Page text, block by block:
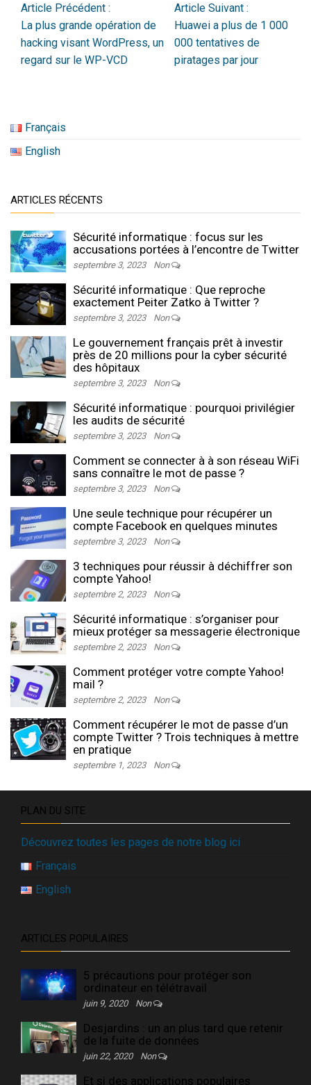
Article Précédent :
La plus grande opération de
hacking visant WordPress, un
regard sur le WP-VCD
Article Suivant :
Huawei a plus de 1 000
000 tentatives de
piratages par jour
Français
English
ARTICLES RÉCENTS
Sécurité informatique : focus sur les
accusations portées à l’encontre de Twitter
septembre 3, 2023 Non
Sécurité informatique : Que reproche
exactement Peiter Zatko à Twitter ?
septembre 3, 2023 Non
Le gouvernement français prêt à investir
près de 20 millions pour la cyber sécurité
des hôpitaux
septembre 3, 2023 Non
Sécurité informatique : pourquoi privilégier
les audits de sécurité
septembre 3, 2023 Non
Comment se connecter à à son réseau WiFi
sans connaître le mot de passe ?
septembre 3, 2023 Non
Une seule technique pour récupérer un
compte Facebook en quelques minutes
septembre 3, 2023 Non
3 techniques pour réussir à déchiffrer son
compte Yahoo!
septembre 2, 2023 Non
Sécurité informatique : s’organiser pour
mieux protéger sa messagerie électronique
septembre 2, 2023 Non
Comment protéger votre compte Yahoo!
mail ?
septembre 2, 2023 Non
Comment récupérer le mot de passe d’un
compte Twitter ? Trois techniques à mettre
en pratique
septembre 1, 2023 Non
PLAN DU SITE
Découvrez toutes les pages de notre blog ici
Français
English
ARTICLES POPULAIRES
5 précautions pour protéger son
ordinateur en télétravail
juin 9, 2020 Non
Desjardins : un an plus tard que retenir
de la fuite de données
juin 22, 2020 Non
Et si des applications populaires